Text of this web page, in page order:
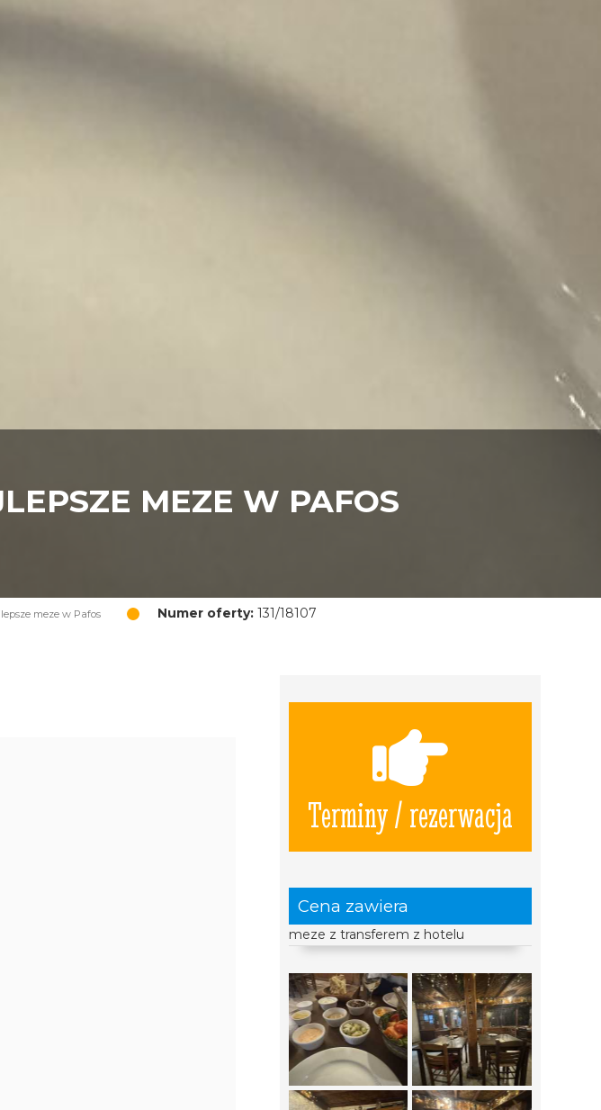
MEZE W PAFOS
meze w Pafos Numer oferty: 131/18107
Terminy / rezerwacja
Cena zawiera
meze z transferem z hotelu